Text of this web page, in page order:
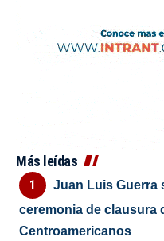
Más leídas
Juan Luis Guerra
ceremonia de clausura
Centroamericanos